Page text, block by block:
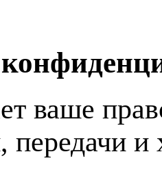
ваше
передачи